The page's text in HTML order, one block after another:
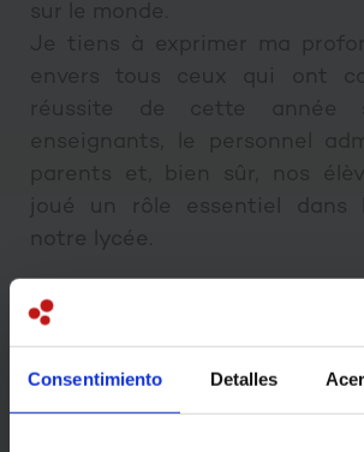
Consentimiento Detalles
sur le monde.
Je tiens à exprimer ma
envers tous ceux qui ont
réussite de cette année
enseignants, le personnel
parents et, bien sûr, nos
joué un rôle essentiel dans
notre lycée.
Les représentants des parents
APA ont participé activement
instances de l’établissement